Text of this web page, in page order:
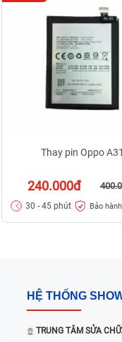
Thay pin Oppo A31
240.000đ
30 - 45 phút Bảo
HỆ THỐNG
TRUNG TÂM SỬA